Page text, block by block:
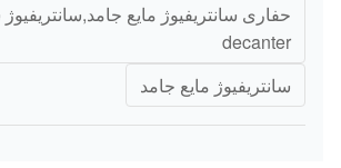
حفاری سانتریفیوژ مایع جامد,سانتریفیوژ
decanter
سانتریفیوژ مایع جامد